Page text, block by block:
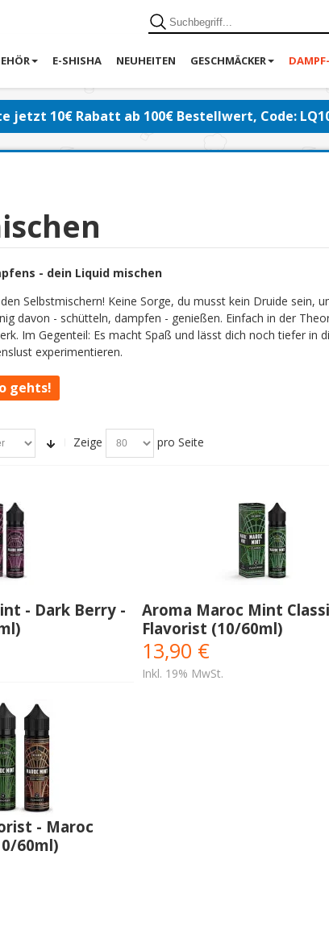
E-SHISHA NEUHEITEN GESCHMÄCKER
jetzt 10€ Rabatt ab 100€ Bestellwert, Code:
- dein Liquid mischen
Selbstmischern! Keine Sorge, du musst kein Druide sein,
davon - schütteln, dampfen - genießen. Einfach in der
Im Gegenteil: Es macht Spaß und lässt dich noch tiefer in
experimentieren.
gehts!
Zeige pro Seite
- Dark Berry -
Aroma Maroc Mint
Flavorist (10/60ml)
13,90 €
Inkl. 19% MwSt.
- Maroc
60ml)